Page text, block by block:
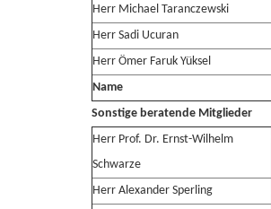
Herr Michael Taranczewski
Herr Sadi Ucuran
Herr Ömer Faruk Yüksel
Name
Sonstige beratende Mitglieder
Herr Prof. Dr. Ernst-Wilhelm
Schwarze
Herr Alexander Sperling